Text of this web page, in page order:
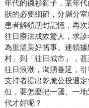
年代的襯衫釦子，某年
狀的必要細節，分層分
患者解鎖塵封記憶，再次
往日療法成效驚人，求
為重溫美好舊事。連鎖
村」到「往日城市」，甚
往日浪潮，洶湧蔓延，
支持者提出乾脆公投選
但，要怎麼把一國、一
代才好呢？